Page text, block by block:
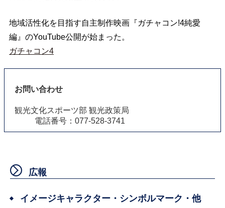
地域活性化を目指す自主制作映画『ガチャコン!4純愛
編』のYouTube公開が始まった。
ガチャコン4
お問い合わせ
観光文化スポーツ部 観光政策局
電話番号：077-528-3741
広報
イメージキャラクター・シンボルマーク・他